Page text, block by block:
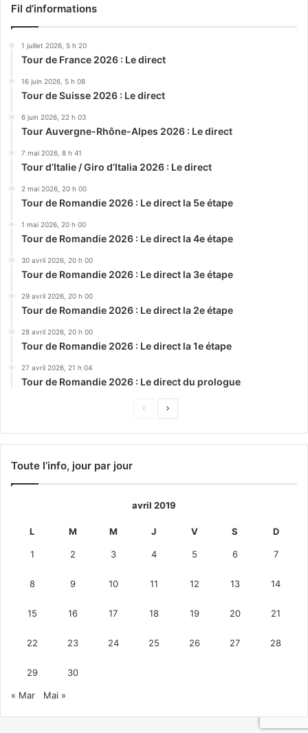
Fil d’informations
1 juillet 2026, 5 h 20
Tour de France 2026 : Le direct
16 juin 2026, 5 h 08
Tour de Suisse 2026 : Le direct
6 juin 2026, 22 h 03
Tour Auvergne-Rhône-Alpes 2026 : Le direct
7 mai 2026, 8 h 41
Tour d’Italie / Giro d’Italia 2026 : Le direct
2 mai 2026, 20 h 00
Tour de Romandie 2026 : Le direct la 5e étape
1 mai 2026, 20 h 00
Tour de Romandie 2026 : Le direct la 4e étape
30 avril 2026, 20 h 00
Tour de Romandie 2026 : Le direct la 3e étape
29 avril 2026, 20 h 00
Tour de Romandie 2026 : Le direct la 2e étape
28 avril 2026, 20 h 00
Tour de Romandie 2026 : Le direct la 1e étape
27 avril 2026, 21 h 04
Tour de Romandie 2026 : Le direct du prologue
Page
Page
Toute l’info, jour par jour
avril 2019
L M M J V S D
1 2 3 4 5 6 7
8 9 10 11 12 13 14
15 16 17 18 19 20 21
22 23 24 25 26 27 28
29 30
« Mar Mai »